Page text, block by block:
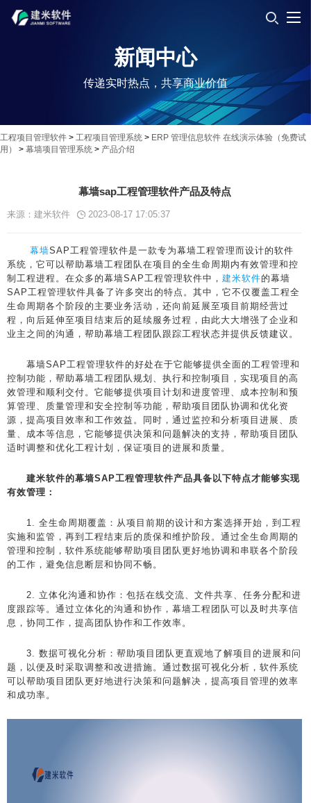
新闻中心
传递实时热点，共享商业价值
工程项目管理软件 > 工程项目管理系统 > ERP 管理信息软件 在线演示体验（免费试
用）
> 幕墙项目管理系统 > 产品介绍
幕墙sap工程管理软件产品及特点
来源：建米软件 2023-08-17 17:05:37
幕墙SAP工程管理软件是一款专为幕墙工程管理而设计的软件
系统，它可以帮助幕墙工程团队在项目的全生命周期内有效管理和控
制工程进程。在众多的幕墙SAP工程管理软件中， 建米软件的幕墙
SAP工程管理软件具备了许多突出的特点。其中，它不仅覆盖工程全
生命周期各个阶段的主要业务活动，还向前延展至项目前期经营过
程，向后延伸至项目结束后的延续服务过程，由此大大增强了企业和
业主之间的沟通，帮助幕墙工程团队跟踪工程状态并提供反馈建议。
幕墙SAP工程管理软件的好处在于它能够提供全面的工程管理和
控制功能，帮助幕墙工程团队规划、执行和控制项目，实现项目的高
效管理和顺利交付。它能够提供项目计划和进度管理、成本控制和预
算管理、质量管理和安全控制等功能，帮助项目团队协调和优化资
源，提高项目效率和工作效益。同时，通过监控和分析项目进展、质
量、成本等信息，它能够提供决策和问题解决的支持，帮助项目团队
适时调整和优化工程计划，保证项目的进展和质量。
建米软件的幕墙SAP工程管理软件产品具备以下特点才能够实现
有效管理：
1. 全生命周期覆盖：从项目前期的设计和方案选择开始，到工程
实施和监管，再到工程结束后的质保和维护阶段。通过全生命周期的
管理和控制，软件系统能够帮助项目团队更好地协调和串联各个阶段
的工作，避免信息断层和协同不畅。
2. 立体化沟通和协作：包括在线交流、文件共享、任务分配和进
度跟踪等。通过立体化的沟通和协作，幕墙工程团队可以及时共享信
息，协同工作，提高团队协作和工作效率。
3. 数据可视化分析：帮助项目团队更直观地了解项目的进展和问
题，以便及时采取调整和改进措施。通过数据可视化分析，软件系统
可以帮助项目团队更好地进行决策和问题解决，提高项目管理的效率
和成功率。